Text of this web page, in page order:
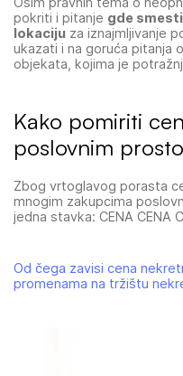
pokriti i pitanje gde
lokaciju za iznajmljivanje
ukazati i na goruća pitanja
objekata, kojima je
Kako pomiriti
poslovnim
Zbog vrtoglavog porasta
mnogim zakupcima
jedna stavka: CENA CENA
Od čega zavisi cena
promenama na tržištu